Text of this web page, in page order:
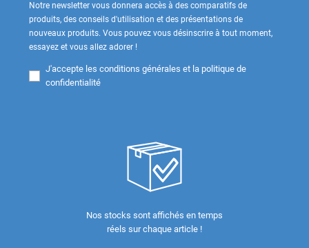
Notre newsletter vous donnera accès à des comparatifs de
produits, des conseils d'utilisation et des présentations de
nouveaux produits. Vous pouvez vous désinscrire à tout moment,
essayez et vous allez adorer !
J'accepte les conditions générales et la politique de
confidentialité
Nos stocks sont affichés en temps
réels sur chaque article !